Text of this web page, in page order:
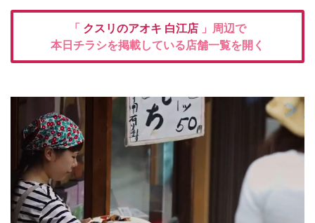
「 クスリのアオキ 白江店 」周辺で
本日チラシを掲載している店舗一覧を開く